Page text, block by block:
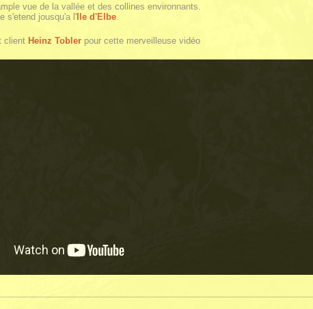
vue de la vallée et des collines environnants.
s'etend jousqu'a l'Ile d'Elbe
client Heinz Tobler pour cette merveilleuse vidéo